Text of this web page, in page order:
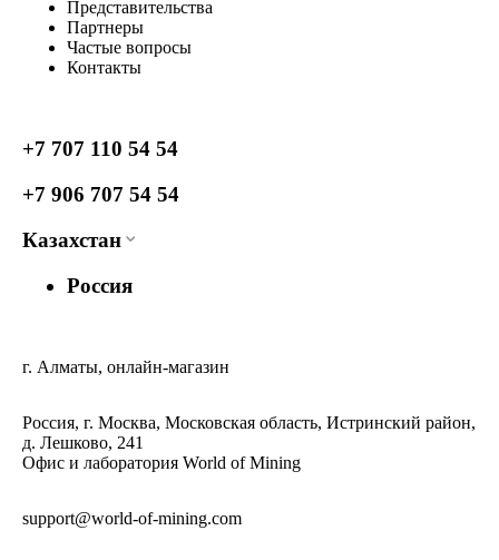
Представительства
Партнеры
Частые вопросы
Контакты
+7 707 110 54 54
+7 906 707 54 54
Казахстан
Россия
г. Алматы, онлайн-магазин
Россия, г. Москва, Московская область, Истринский район,
д. Лешково, 241
Офис и лаборатория World of Mining
support@world-of-mining.com